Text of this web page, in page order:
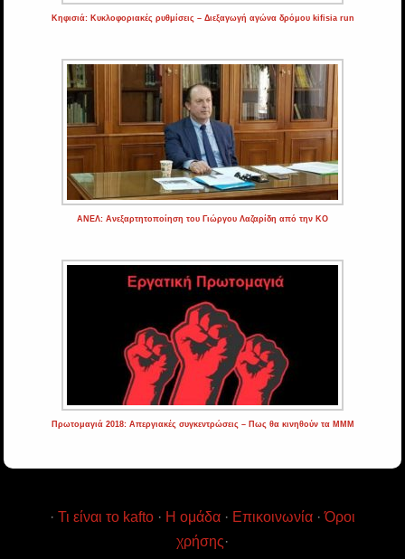
Κηφισιά: Κυκλοφοριακές ρυθμίσεις – Διεξαγωγή αγώνα δρόμου kifisia run
ΑΝΕΛ: Ανεξαρτητοποίηση του Γιώργου Λαζαρίδη από την ΚΟ
Πρωτομαγιά 2018: Απεργιακές συγκεντρώσεις – Πως θα κινηθούν τα MMM
· Τι είναι το kafto · Η ομάδα · Επικοινωνία ·Όροι
χρήσης·